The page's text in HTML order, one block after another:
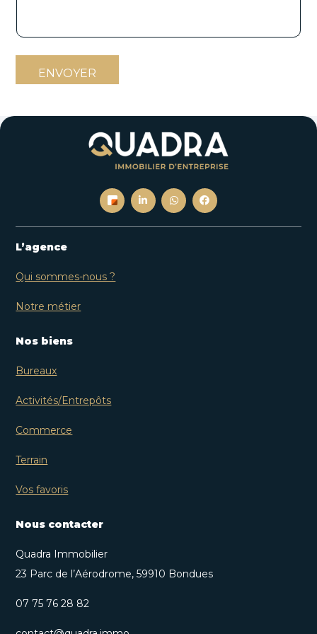
ENVOYER
L’agence
Qui sommes-nous ?
Notre métier
Nos biens
Bureaux
Activités/Entrepôts
Commerce
Terrain
Vos favoris
Nous contacter
Quadra Immobilier
23 Parc de l’Aérodrome, 59910 Bondues
07 75 76 28 82